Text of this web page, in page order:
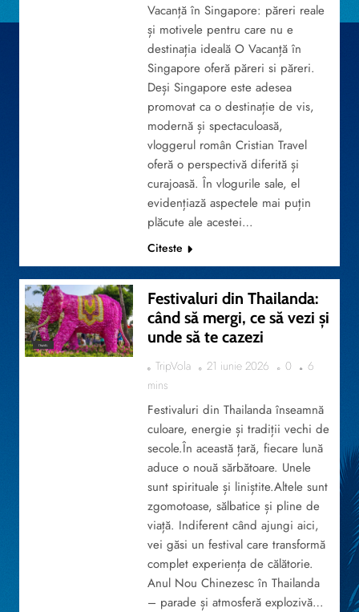
Vacanță în Singapore: păreri reale
și motivele pentru care nu e
destinația ideală O Vacanță în
Singapore oferă păreri si păreri.
Deși Singapore este adesea
promovat ca o destinație de vis,
modernă și spectaculoasă,
vloggerul român Cristian Travel
oferă o perspectivă diferită și
curajoasă. În vlogurile sale, el
evidențiază aspectele mai puțin
plăcute ale acestei…
Citeste
TRAVEL
Festivaluri din Thailanda:
când să mergi, ce să vezi și
unde să te cazezi
TripVola 21 iunie 2026 0
6
mins
Festivaluri din Thailanda înseamnă
culoare, energie și tradiții vechi de
secole.În această țară, fiecare lună
aduce o nouă sărbătoare. Unele
sunt spirituale și liniștite.Altele sunt
zgomotoase, sălbatice și pline de
viață. Indiferent când ajungi aici,
vei găsi un festival care transformă
complet experiența de călătorie.
Anul Nou Chinezesc în Thailanda
– parade și atmosferă explozivă…